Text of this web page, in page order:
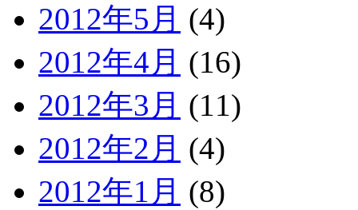
2012年5月 (4)
2012年4月 (16)
2012年3月 (11)
2012年2月 (4)
2012年1月 (8)